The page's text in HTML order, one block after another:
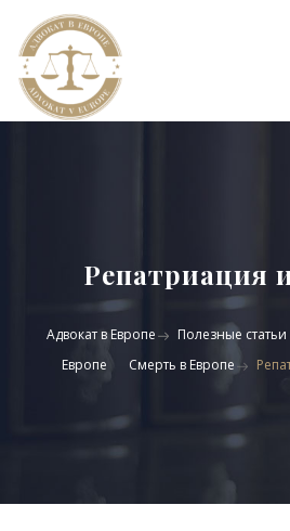
Репатриация
Адвокат в Европе
Полезные
Европе
Смерть в Европе